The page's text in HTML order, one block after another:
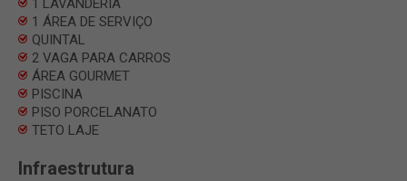
1 LAVANDERIA
1 ÁREA DE SERVIÇO
QUINTAL
2 VAGA PARA CARROS
ÁREA GOURMET
PISCINA
PISO PORCELANATO
TETO LAJE
Infraestrutura